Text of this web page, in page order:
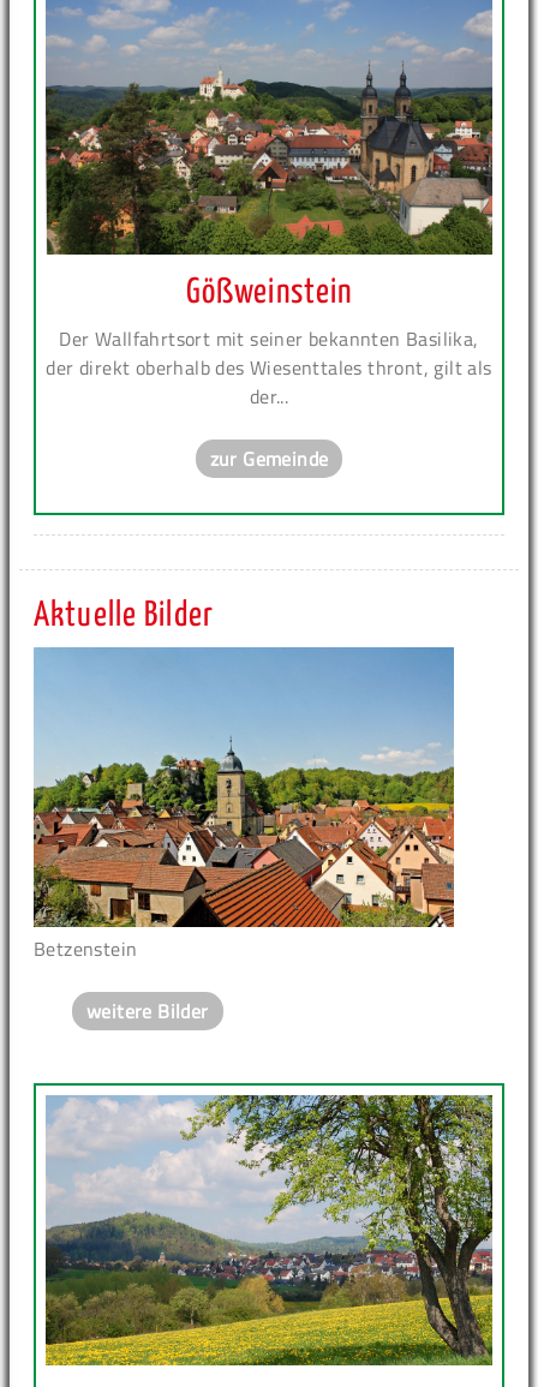
Gößweinstein
Der Wallfahrtsort mit seiner bekannten Basilika,
der direkt oberhalb des Wiesenttales thront, gilt als
der...
zur Gemeinde
Aktuelle Bilder
Betzenstein
weitere Bilder